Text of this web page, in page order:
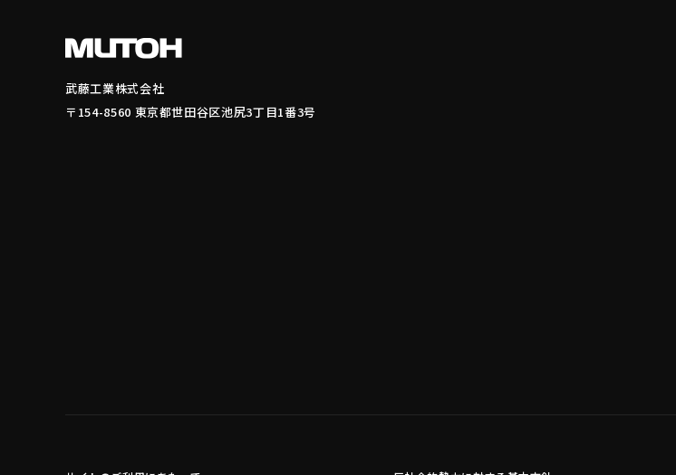
武藤工業株式会社
〒154-8560 東京都世田谷区池尻3丁目1番3号